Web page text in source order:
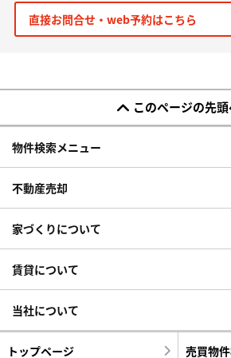
直接お問合せ・web予約はこちら
このページの先
物件検索メニュー
不動産売却
家づくりについて
賃貸について
当社について
トップページ 売買物